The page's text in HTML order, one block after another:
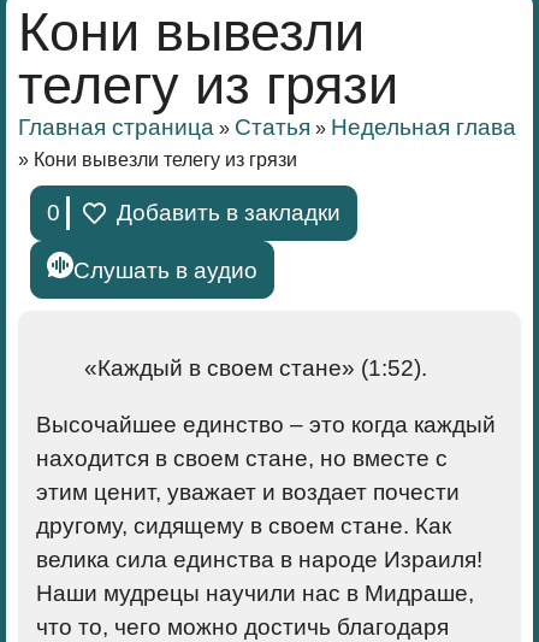
Кони вывезли
телегу из грязи
Главная страница » Статья » Недельная глава
» Кони вывезли телегу из грязи
0 Добавить в закладки
Слушать в аудио
«Каждый в своем стане» (1:52).
Высочайшее единство – это когда каждый
находится в своем стане, но вместе с
этим ценит, уважает и воздает почести
другому, сидящему в своем стане. Как
велика сила единства в народе Израиля!
Наши мудрецы научили нас в Мидраше,
что то, чего можно достичь благодаря